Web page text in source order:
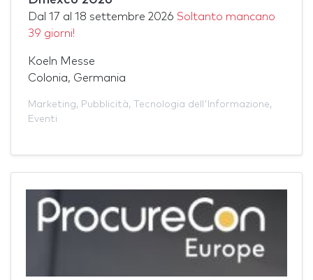
Dal 17 al 18 settembre 2026 Soltanto mancano
39 giorni!
Koeln Messe
Colonia, Germania
Marketing, Pubblicità, Tecnologia dell'Informazione,
Eventi